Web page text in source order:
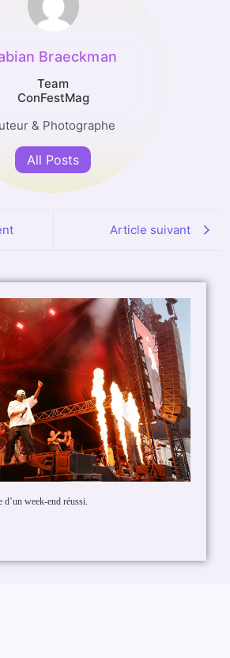
Braeckman
Team
ConFestMag
& Photographe
All Posts
Article suivant
d’un week-end réussi.